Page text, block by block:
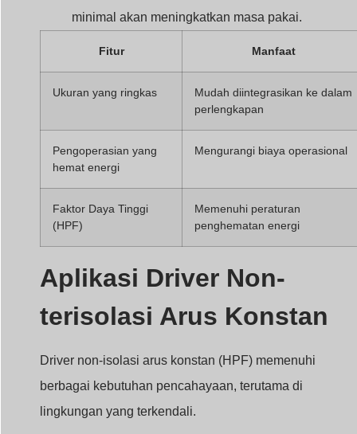
minimal akan meningkatkan masa pakai.
Fitur Manfaat
Ukuran yang ringkas
Mudah diintegrasikan ke dalam
perlengkapan
Pengoperasian yang
hemat energi
Mengurangi biaya operasional
Faktor Daya Tinggi
(HPF)
Memenuhi peraturan
penghematan energi
Aplikasi Driver Non-
terisolasi Arus Konstan
Driver non-isolasi arus konstan (HPF) memenuhi
berbagai kebutuhan pencahayaan, terutama di
lingkungan yang terkendali.